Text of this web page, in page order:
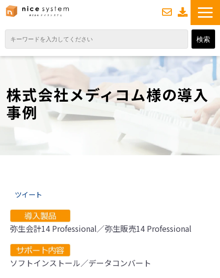
TOP
サービス紹介
業務DXソリューション
業務から探す
導入事例
業務のお悩みスッキリ通信
株式会社メディコム様の導入
事例
ツイート
弥生会計14 Professional／弥生販売14 Professional
ソフトインストール／データコンバート